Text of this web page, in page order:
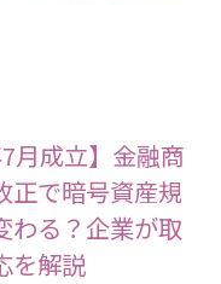
7月成立】金融商
正で暗号資産規
わる？企業が取
を解説